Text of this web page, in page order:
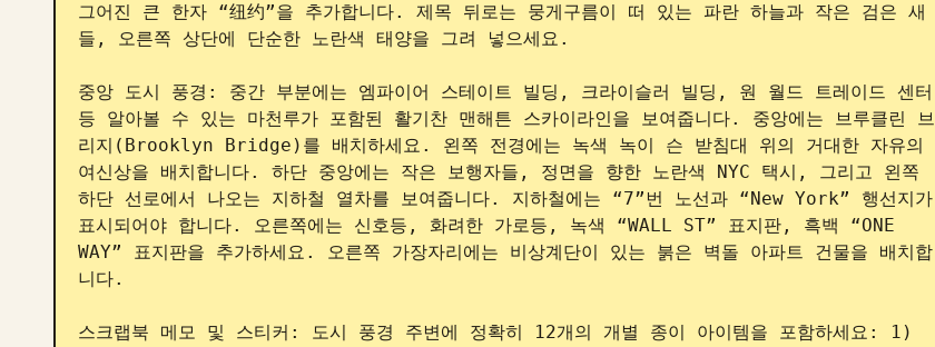
그어진 큰 한자 “纽约”을 추가합니다. 제목 뒤로는 뭉게구름이 떠 있는 파란 하늘과 작은 검은 새
들, 오른쪽 상단에 단순한 노란색 태양을 그려 넣으세요.
중앙 도시 풍경: 중간 부분에는 엠파이어 스테이트 빌딩, 크라이슬러 빌딩, 원 월드 트레이드 센터
등 알아볼 수 있는 마천루가 포함된 활기찬 맨해튼 스카이라인을 보여줍니다. 중앙에는 브루클린 브
리지(Brooklyn Bridge)를 배치하세요. 왼쪽 전경에는 녹색 녹이 슨 받침대 위의 거대한 자유의
여신상을 배치합니다. 하단 중앙에는 작은 보행자들, 정면을 향한 노란색 NYC 택시, 그리고 왼쪽
하단 선로에서 나오는 지하철 열차를 보여줍니다. 지하철에는 “7”번 노선과 “New York” 행선지가
표시되어야 합니다. 오른쪽에는 신호등, 화려한 가로등, 녹색 “WALL ST” 표지판, 흑백 “ONE
WAY” 표지판을 추가하세요. 오른쪽 가장자리에는 비상계단이 있는 붉은 벽돌 아파트 건물을 배치합
니다.
스크랩북 메모 및 스티커: 도시 풍경 주변에 정확히 12개의 개별 종이 아이템을 포함하세요: 1)